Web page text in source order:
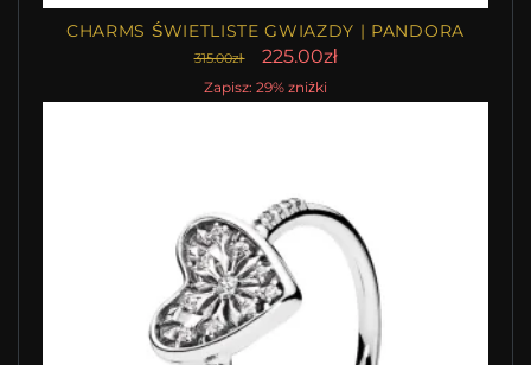
CHARMS ŚWIETLISTE GWIAZDY | PANDORA
315.00zł 225.00zł
Zapisz: 29% zniżki